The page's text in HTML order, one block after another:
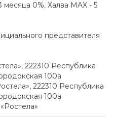
месяца 0%, Халва MAX - 5
представителя
222310 Республика
100а
222310 Республика
100а